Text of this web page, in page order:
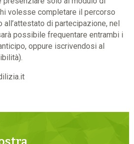
volesse completare il percorso
di partecipazione, nel
possibile frequentare entrambi i
oppure iscrivendosi al